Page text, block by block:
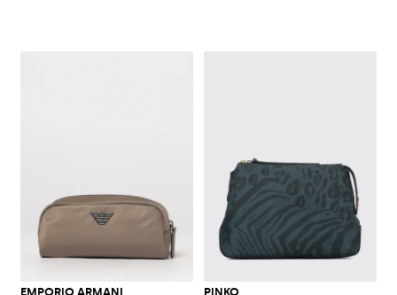
EMPORIO ARMANI PINKO